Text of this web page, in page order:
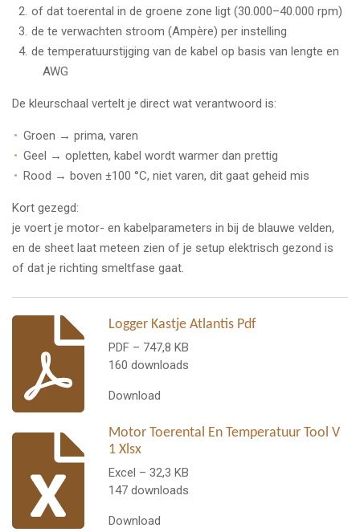
of dat toerental in de groene zone ligt (30.000–40.000 rpm)
de te verwachten stroom (Ampère) per instelling
de temperatuurstijging van de kabel op basis van lengte en
AWG
De kleurschaal vertelt je direct wat verantwoord is:
Groen → prima, varen
Geel → opletten, kabel wordt warmer dan prettig
Rood → boven ±100 °C, niet varen, dit gaat geheid mis
Kort gezegd:
je voert je motor- en kabelparameters in bij de blauwe velden,
en de sheet laat meteen zien of je setup elektrisch gezond is
of dat je richting smeltfase gaat.
Logger Kastje Atlantis Pdf
PDF – 747,8 KB
160 downloads
Download
Motor Toerental En Temperatuur Tool V
1 Xlsx
Excel – 32,3 KB
147 downloads
Download